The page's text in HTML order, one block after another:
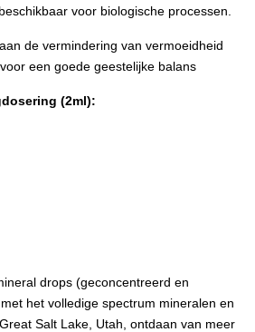
voor biologische processen.
de vermindering van vermoeidheid
een goede geestelijke balans
(2ml):
drops (geconcentreerd en
het volledige spectrum mineralen en
Salt Lake, Utah, ontdaan van meer